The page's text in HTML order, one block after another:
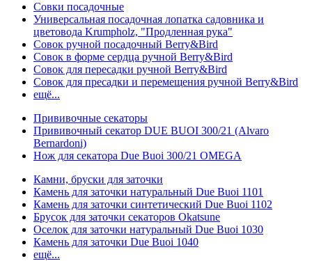
Совки посадочные
Универсальная посадочная лопатка садовника и
цветовода Krumpholz, "Продленная рука"
Совок ручной посадочный Berry&Bird
Совок в форме сердца ручной Berry&Bird
Совок для пересадки ручной Berry&Bird
Совок для пресадки и перемещения ручной Berry&Bird
ещё...
Прививочные секаторы
Прививочный секатор DUE BUOI 300/21 (Alvaro
Bernardoni)
Нож для секатора Due Buoi 300/21 OMEGA
Камни, бруски для заточки
Камень для заточки натуральный Due Buoi 1101
Камень для заточки синтетический Due Buoi 1102
Брусок для заточки секаторов Okatsune
Оселок для заточки натуральный Due Buoi 1030
Камень для заточки Due Buoi 1040
ещё...